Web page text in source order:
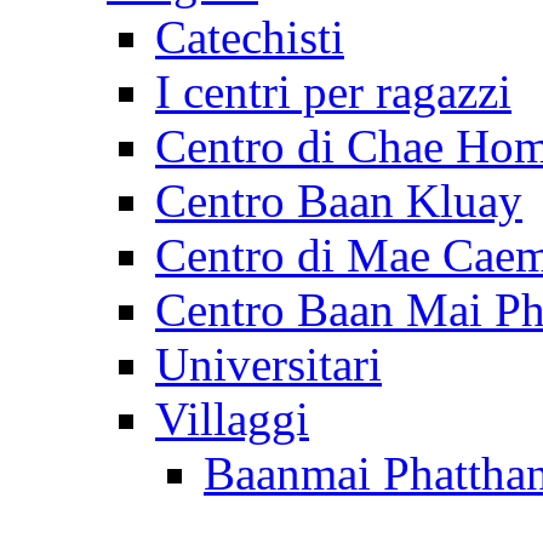
Catechisti
I centri per ragazzi
Centro di Chae
Centro Baan Kluay
Centro di Mae
Centro Baan Mai
Universitari
Villaggi
Baanmai